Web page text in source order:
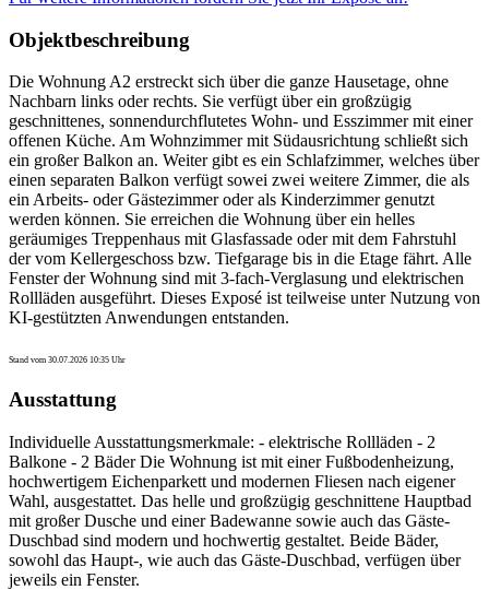
Objektbeschreibung
Die Wohnung A2 erstreckt sich über die ganze Hausetage, ohne
Nachbarn links oder rechts. Sie verfügt über ein großzügig
geschnittenes, sonnendurchflutetes Wohn- und Esszimmer mit einer
offenen Küche. Am Wohnzimmer mit Südausrichtung schließt sich
ein großer Balkon an. Weiter gibt es ein Schlafzimmer, welches über
einen separaten Balkon verfügt sowei zwei weitere Zimmer, die als
ein Arbeits- oder Gästezimmer oder als Kinderzimmer genutzt
werden können. Sie erreichen die Wohnung über ein helles
geräumiges Treppenhaus mit Glasfassade oder mit dem Fahrstuhl
der vom Kellergeschoss bzw. Tiefgarage bis in die Etage fährt. Alle
Fenster der Wohnung sind mit 3-fach-Verglasung und elektrischen
Rollläden ausgeführt. Dieses Exposé ist teilweise unter Nutzung von
KI-gestützten Anwendungen entstanden.
Stand vom 30.07.2026 10:35 Uhr
Ausstattung
Individuelle Ausstattungsmerkmale: - elektrische Rollläden - 2
Balkone - 2 Bäder Die Wohnung ist mit einer Fußbodenheizung,
hochwertigem Eichenparkett und modernen Fliesen nach eigener
Wahl, ausgestattet. Das helle und großzügig geschnittene Hauptbad
mit großer Dusche und einer Badewanne sowie auch das Gäste-
Duschbad sind modern und hochwertig gestaltet. Beide Bäder,
sowohl das Haupt-, wie auch das Gäste-Duschbad, verfügen über
jeweils ein Fenster.